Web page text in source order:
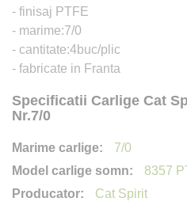
- finisaj PTFE
- marime:7/0
- cantitate:4buc/plic
- fabricate in Franta
Specificatii Carlige Cat
Nr.7/0
7/0
8357
Cat Spirit